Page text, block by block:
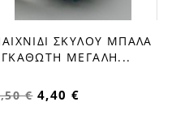
favorite_border
ΣΚΥΛΟΥ ΜΠΑΛΑ
ΜΕΓΑΛΗ...
€ 4,40 €